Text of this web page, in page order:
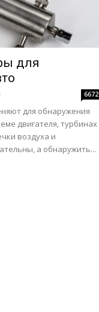
для
6672
для обнаружения
двигателя, турбинах
воздуха и
а обнаружить...